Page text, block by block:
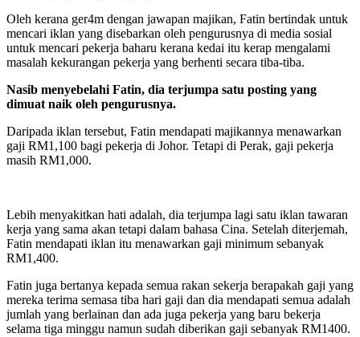
Oleh kerana ger4m dengan jawapan majikan, Fatin bertindak untuk
mencari iklan yang disebarkan oleh pengurusnya di media sosial
untuk mencari pekerja baharu kerana kedai itu kerap mengalami
masalah kekurangan pekerja yang berhenti secara tiba-tiba.
Nasib menyebelahi Fatin, dia terjumpa satu posting yang
dimuat naik oleh pengurusnya.
Daripada iklan tersebut, Fatin mendapati majikannya menawarkan
gaji RM1,100 bagi pekerja di Johor. Tetapi di Perak, gaji pekerja
masih RM1,000.
Lebih menyakitkan hati adalah, dia terjumpa lagi satu iklan tawaran
kerja yang sama akan tetapi dalam bahasa Cina. Setelah diterjemah,
Fatin mendapati iklan itu menawarkan gaji minimum sebanyak
RM1,400.
Fatin juga bertanya kepada semua rakan sekerja berapakah gaji yang
mereka terima semasa tiba hari gaji dan dia mendapati semua adalah
jumlah yang berlainan dan ada juga pekerja yang baru bekerja
selama tiga minggu namun sudah diberikan gaji sebanyak RM1400.